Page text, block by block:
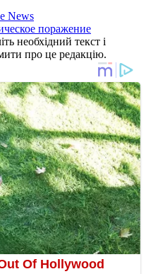
News
поражение
необхідний текст і
про це редакцію.